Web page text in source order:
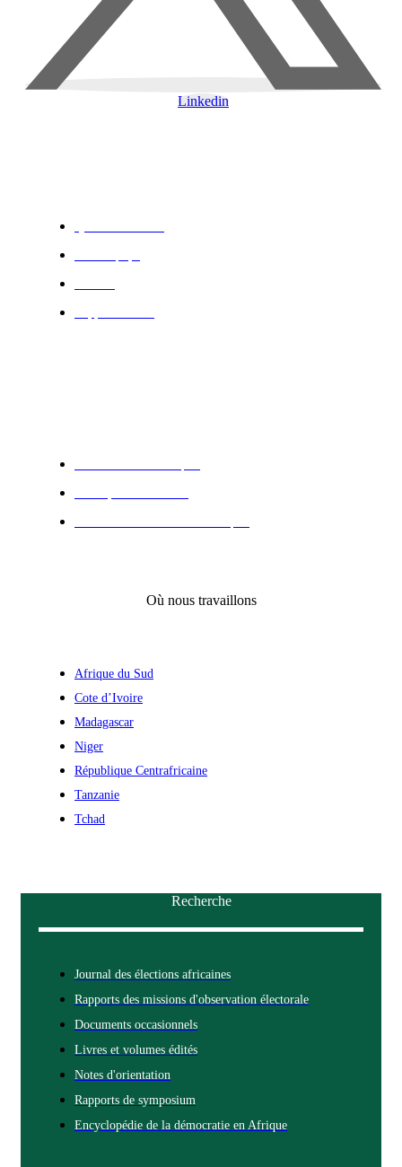
Linkedin
Où nous travaillons
Afrique du Sud
Cote d’Ivoire
Madagascar
Niger
République Centrafricaine
Tanzanie
Tchad
Recherche
Journal des élections africaines
Rapports des missions d'observation électorale
Documents occasionnels
Livres et volumes édités
Notes d'orientation
Rapports de symposium
Encyclopédie de la démocratie en Afrique